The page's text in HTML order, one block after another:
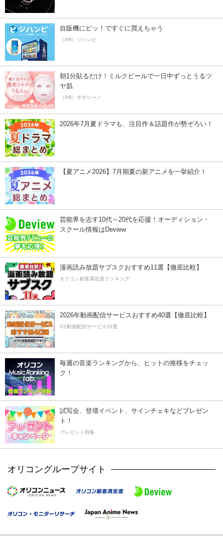
自販機にピッ！ですぐに買えちゃう
（PR）ジハンピ
朝1分貼るだけ！ミルクピールで一日中ずっとうるツ
ヤ肌
（PR）サボリーノ
2026年7月夏ドラマも、注目作＆話題作が勢ぞろい！
【夏アニメ2026】7月期夏の新アニメを一挙紹介！
芸能界を志す10代～20代を応援！オーディション・
スクール情報はDeview
漫画読み放題サブスクおすすめ11選【徹底比較】
オリコン顧客満足度ランキング
2026年動画配信サービスおすすめ40選【徹底比較】
CS動画配信サービス20選
毎週の音楽ランキングから、ヒットの推移をチェッ
ク！
試写会、登壇イベント、サインチェキなどプレゼン
ト！
プレゼント特集
オリコングループサイト